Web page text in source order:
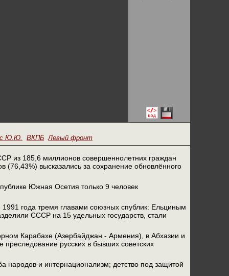
Ю.Ю. ВКПБ Левый фронт
из 185,6 миллионов совершеннолетних граждан
высказались за сохранение обновлённого
Южная Осетия только 9 человек
года тремя главами союзных спублик: Ельциным
СССР на 15 удельных государств, стали
Карабахе (Азербайджан - Армения), в Абхазии и
русских в бывших советских
народов и интернационализм; детство под защитой